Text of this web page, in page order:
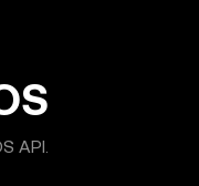
API.